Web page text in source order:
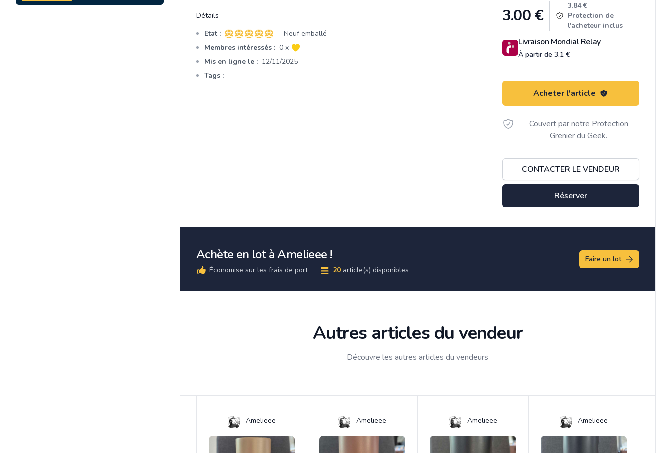
Product information
3.00€
3.84 €
Protection de
l'acheteur inclus
Livraison Mondial Relay
À partir de 3.1 €
Acheter l'article
Couvert par notre Protection
Grenier du Geek.
CONTACTER LE VENDEUR
Réserver
Détails
Etat : 5 sur 5 étoiles
- Neuf emballé
Membres intéressés : 0 x
Mis en ligne le : 12/11/2025
Tags : -
Achète en lot à Amelieee !
Économise sur les frais de port 20 article(s) disponibles
Faire un lot
Autres articles du vendeur
Découvre les autres articles du vendeurs
Amelieee Amelieee Amelieee Amelieee